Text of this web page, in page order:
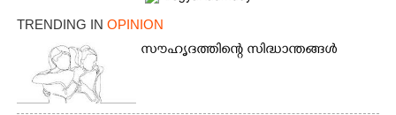
TRENDING IN OPINION
സൗഹൃദത്തിന്റെ സിദ്ധാന്തങ്ങൾ